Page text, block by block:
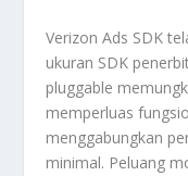
Verizon Ads SDK
ukuran SDK
pluggable
memperluas
menggabungkan
minimal. Peluang